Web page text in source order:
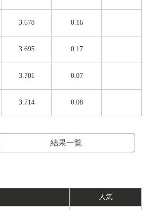
3.678 0.16
3.695 0.17
3.701 0.07
3.714 0.08
結果一覧
人気